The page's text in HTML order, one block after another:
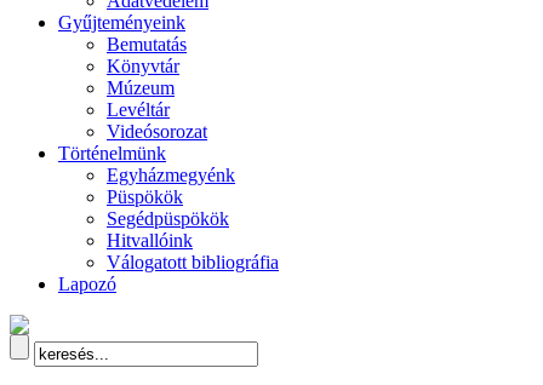
Gyűjteményeink
Bemutatás
Könyvtár
Múzeum
Levéltár
Videósorozat
Történelmünk
Egyházmegyénk
Püspökök
Segédpüspökök
Hitvallóink
Válogatott bibliográfia
Lapozó